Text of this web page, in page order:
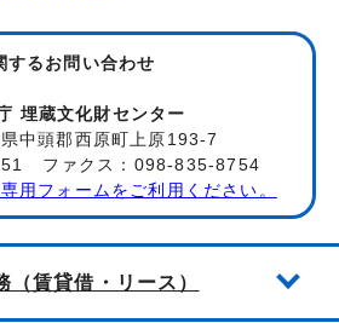
する お問い合わせ
埋蔵文化財センター
中頭郡西原町上原193-7
ファクス：098-835-8754
用フォームをご利用ください。
賃貸借・リース）